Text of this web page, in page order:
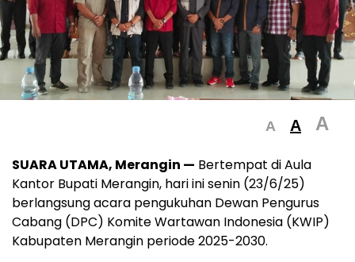
A A A
SUARA UTAMA, Merangin — Bertempat di Aula
Kantor Bupati Merangin, hari ini senin (23/6/25)
berlangsung acara pengukuhan Dewan Pengurus
Cabang (DPC) Komite Wartawan Indonesia (KWIP)
Kabupaten Merangin periode 2025-2030.